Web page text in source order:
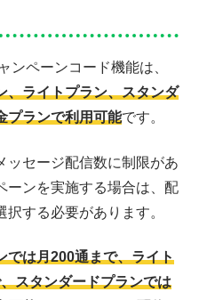
ンペーンコード機能は、
、ライトプラン、スタンダ
プランで利用可能です。
ッセージ配信数に制限があ
ーンを実施する場合は、配
する必要があります。
では月200通まで、ライト
スタンダードプランでは